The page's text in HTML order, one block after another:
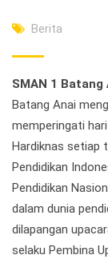
Berita
SMAN 1 Batang
Batang Anai
memperingati
Hardiknas setiap
Pendidikan
Pendidikan
dalam dunia
dilapangan
selaku Pembina